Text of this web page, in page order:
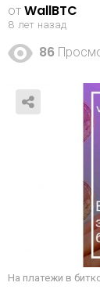
отWallBTC
8 лет назад
86
На платежи в